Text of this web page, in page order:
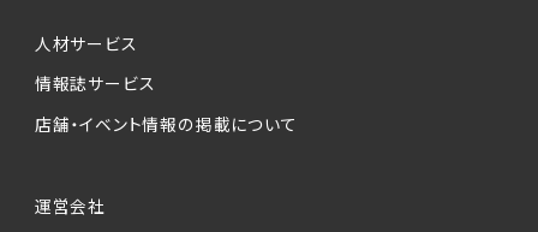
人材サービス
情報誌サービス
店舗・イベント情報の掲載について
運営会社